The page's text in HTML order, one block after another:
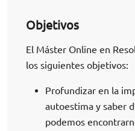
Objetivos
El Máster Online en
los siguientes objetivos:
Profundizar en la
autoestima y saber
podemos